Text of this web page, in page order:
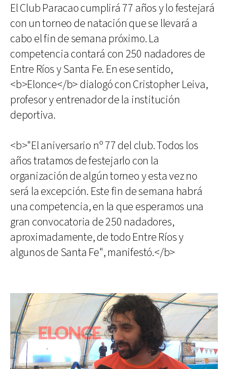
El Club Paracao cumplirá 77 años y lo festejará
con un torneo de natación que se llevará a
cabo el fin de semana próximo. La
competencia contará con 250 nadadores de
Entre Ríos y Santa Fe. En ese sentido,
<b>Elonce</b> dialogó con Cristopher Leiva,
profesor y entrenador de la institución
deportiva.
<b>"El aniversario nº 77 del club. Todos los
años tratamos de festejarlo con la
organización de algún torneo y esta vez no
será la excepción. Este fin de semana habrá
una competencia, en la que esperamos una
gran convocatoria de 250 nadadores,
aproximadamente, de todo Entre Ríos y
algunos de Santa Fe", manifestó.</b>